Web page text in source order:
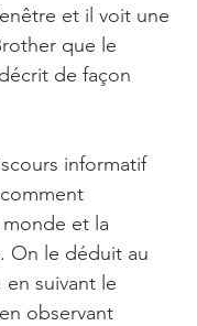
et il voit une
que le
de façon
informatif
et la
On le déduit au
suivant le
observant